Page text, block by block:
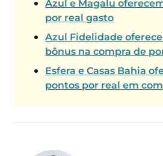
Azul e Magalu
por real gasto
Azul Fidelidade oferece
bônus na compra de
Esfera e Casas Bahia
pontos por real em